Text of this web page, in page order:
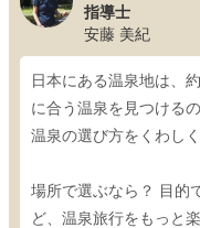
指導士
安藤 美紀
日本にある温泉地は、
に合う温泉を見つける
温泉の選び方をくわし
場所で選ぶなら？ 目的
ど、温泉旅行をもっと